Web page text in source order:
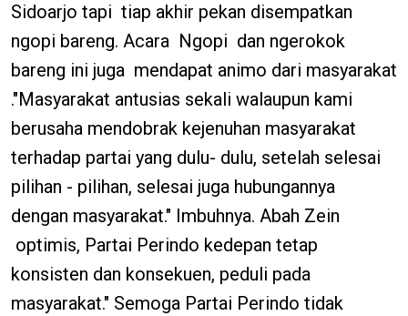
Sidoarjo tapi tiap akhir pekan disempatkan
ngopi bareng. Acara Ngopi dan ngerokok
bareng ini juga mendapat animo dari masyarakat
."Masyarakat antusias sekali walaupun kami
berusaha mendobrak kejenuhan masyarakat
terhadap partai yang dulu- dulu, setelah selesai
pilihan - pilihan, selesai juga hubungannya
dengan masyarakat." Imbuhnya. Abah Zein
optimis, Partai Perindo kedepan tetap
konsisten dan konsekuen, peduli pada
masyarakat." Semoga Partai Perindo tidak